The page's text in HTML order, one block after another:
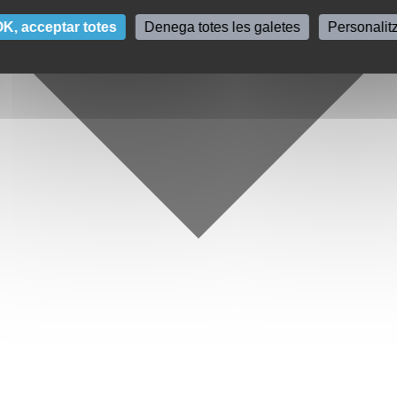
acceptar totes Denega totes les galetes